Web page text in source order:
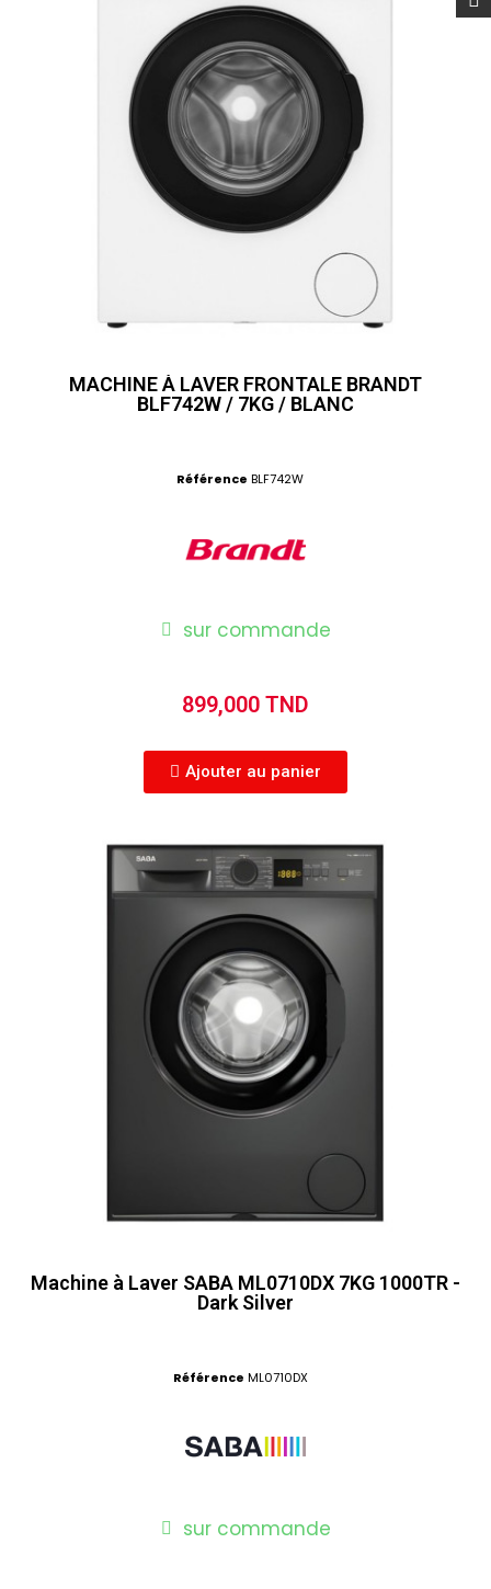
MACHINE À LAVER FRONTALE BRANDT
BLF742W / 7KG / BLANC
Référence BLF742W
sur commande
899,000 TND
Ajouter au panier
Machine à Laver SABA ML0710DX 7KG 1000TR -
Dark Silver
Référence ML0710DX
sur commande